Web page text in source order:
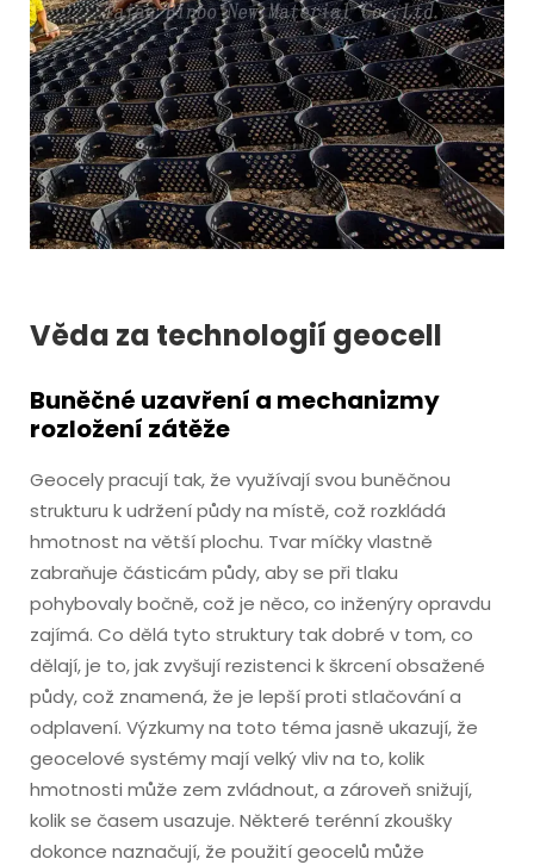
Věda za technologií geocell
Buněčné uzavření a mechanizmy
rozložení zátěže
Geocely pracují tak, že využívají svou buněčnou
strukturu k udržení půdy na místě, což rozkládá
hmotnost na větší plochu. Tvar míčky vlastně
zabraňuje částicám půdy, aby se při tlaku
pohybovaly bočně, což je něco, co inženýry opravdu
zajímá. Co dělá tyto struktury tak dobré v tom, co
dělají, je to, jak zvyšují rezistenci k škrcení obsažené
půdy, což znamená, že je lepší proti stlačování a
odplavení. Výzkumy na toto téma jasně ukazují, že
geocelové systémy mají velký vliv na to, kolik
hmotnosti může zem zvládnout, a zároveň snižují,
kolik se časem usazuje. Některé terénní zkoušky
dokonce naznačují, že použití geocelů může